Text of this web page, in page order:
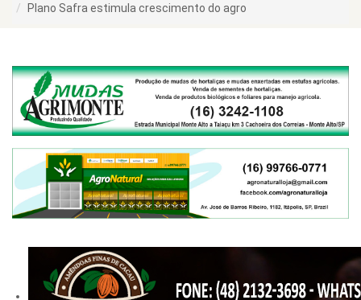
Plano Safra estimula crescimento do agro